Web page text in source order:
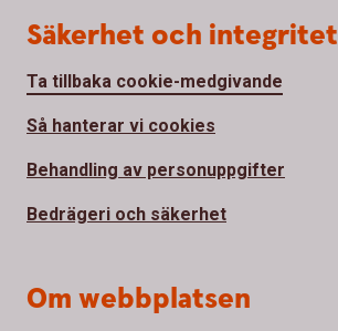
Säkerhet och integritet
Ta tillbaka cookie-medgivande
Så hanterar vi cookies
Behandling av personuppgifter
Bedrägeri och säkerhet
Om webbplatsen